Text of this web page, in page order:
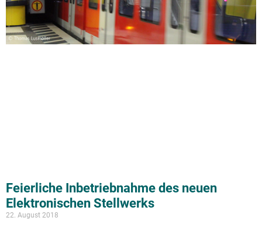
Feierliche Inbetriebnahme des neuen
Elektronischen Stellwerks
22. August 2018